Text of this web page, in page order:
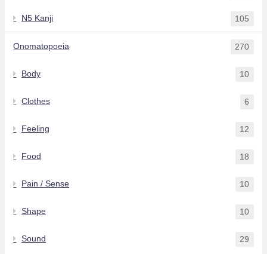
N5 Kanji 105
Onomatopoeia 270
Body 10
Clothes 6
Feeling 12
Food 18
Pain / Sense 10
Shape 10
Sound 29